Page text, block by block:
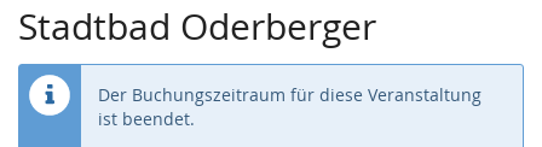
Stadtbad Oderberger
Der Buchungszeitraum für diese Veranstaltung
ist beendet.